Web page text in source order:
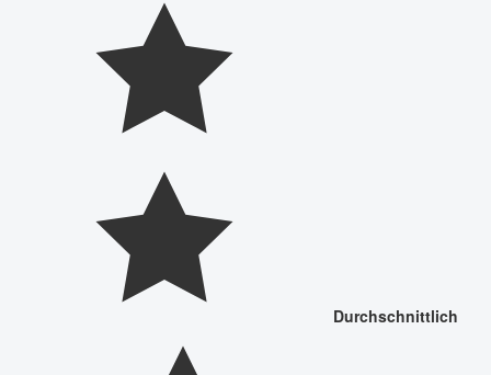
Durchschnittlich